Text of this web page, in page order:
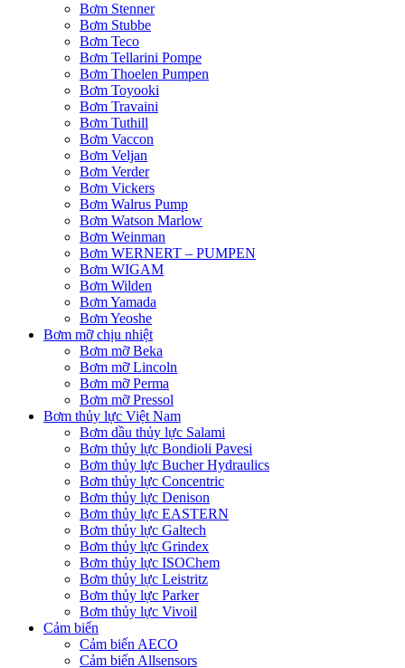
Bơm Stenner
Bơm Stubbe
Bơm Teco
Bơm Tellarini Pompe
Bơm Thoelen Pumpen
Bơm Toyooki
Bơm Travaini
Bơm Tuthill
Bơm Vaccon
Bơm Veljan
Bơm Verder
Bơm Vickers
Bơm Walrus Pump
Bơm Watson Marlow
Bơm Weinman
Bơm WERNERT – PUMPEN
Bơm WIGAM
Bơm Wilden
Bơm Yamada
Bơm Yeoshe
Bơm mỡ chịu nhiệt
Bơm mỡ Beka
Bơm mỡ Lincoln
Bơm mỡ Perma
Bơm mỡ Pressol
Bơm thủy lực Việt Nam
Bơm dầu thủy lực Salami
Bơm thủy lực Bondioli Pavesi
Bơm thủy lực Bucher Hydraulics
Bơm thủy lực Concentric
Bơm thủy lực Denison
Bơm thủy lực EASTERN
Bơm thủy lực Galtech
Bơm thủy lực Grindex
Bơm thủy lực ISOChem
Bơm thủy lực Leistritz
Bơm thủy lực Parker
Bơm thủy lực Vivoil
Cảm biến
Cảm biến AECO
Cảm biến Allsensors